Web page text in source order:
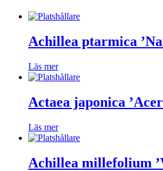
Achillea ptarmica
Läs mer
Actaea japonica
Läs mer
Achillea millefolium